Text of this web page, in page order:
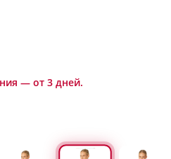
— от 3 дней.